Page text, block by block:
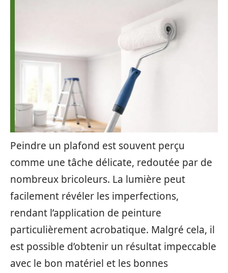
Peindre un plafond est souvent perçu
comme une tâche délicate, redoutée par de
nombreux bricoleurs. La lumière peut
facilement révéler les imperfections,
rendant l’application de peinture
particulièrement acrobatique. Malgré cela, il
est possible d’obtenir un résultat impeccable
avec le bon matériel et les bonnes